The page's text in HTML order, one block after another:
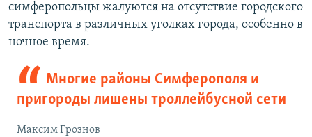
симферопольцы жалуются на отсутствие городского
транспорта в различных уголках города, особенно в
ночное время.
Многие районы Симферополя и
пригороды лишены троллейбусной сети
Максим Грознов